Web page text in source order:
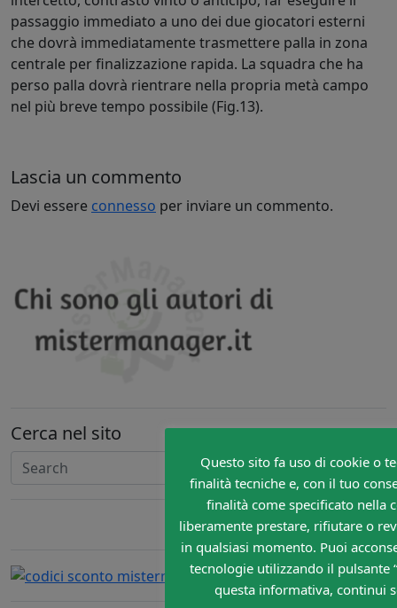
passaggio immediato a uno dei due giocatori esterni
che dovrà immediatamente trasmettere palla in zona
centrale per finalizzazione rapida. La squadra che ha
perso palla dovrà rientrare nella propria metà campo
nel più breve tempo possibile (Fig.13).
Lascia un commento
Devi essere connesso per inviare un commento.
Cerca nel sito
Search
Questo sito fa uso di cookie o
finalità tecniche e, con il tuo
finalità come specificato nella
liberamente prestare, rifiutare o
in qualsiasi momento. Puoi
tecnologie utilizzando il pulsante
questa informativa, continui